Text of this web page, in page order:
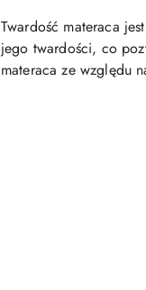
Twardość materaca
jego twardości, co
materaca ze względu